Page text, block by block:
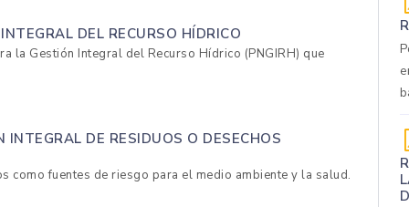
DEL RECURSO HÍDRICO
la Gestión Integral del Recurso Hídrico (PNGIRH) que
DE RESIDUOS O DESECHOS
fuentes de riesgo para el medio ambiente y la salud.